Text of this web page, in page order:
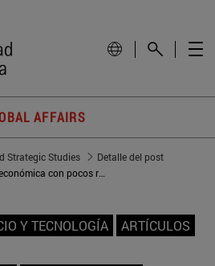
AFFAIRS
Strategic Studies
Detalle del post
Raúl Castro: Una 'apertura' económica con pocos resultados
Y TECNOLOGÍA
ARTÍCULOS